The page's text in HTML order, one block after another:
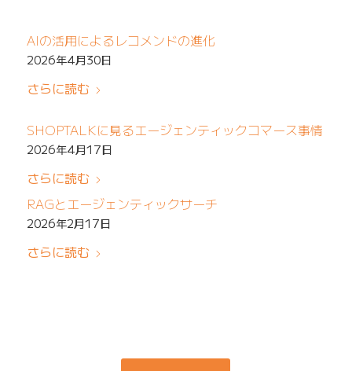
AIの活用によるレコメンドの進化
2026年4月30日
さらに読む
SHOPTALKに見るエージェンティックコマース事情
2026年4月17日
さらに読む
RAGとエージェンティックサーチ
2026年2月17日
さらに読む